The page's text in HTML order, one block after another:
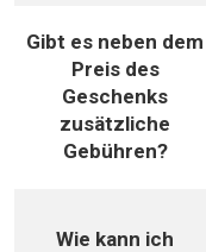
Gibt es neben dem
Preis des
Geschenks
zusätzliche
Gebühren?
Wie kann ich